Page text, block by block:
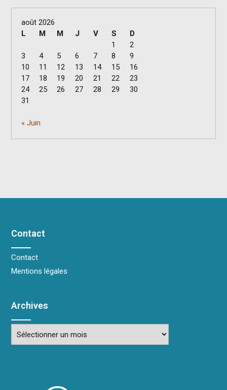
août 2026
L
M M J V S
D
1
2
3
4 5 6 7 8
9
10
11 12 13 14 15
16
17
18 19 20 21 22
23
24
25 26 27 28 29
30
31
« Juin
Contact
Contact
Mentions légales
Archives